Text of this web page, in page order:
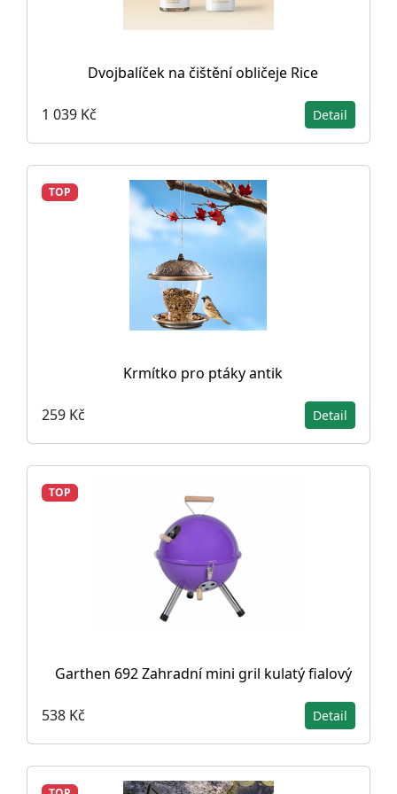
Dvojbalíček na čištění obličeje Rice
1 039 Kč Detail
TOP
Krmítko pro ptáky antik
259 Kč Detail
TOP
Garthen 692 Zahradní mini gril kulatý fialový
538 Kč Detail